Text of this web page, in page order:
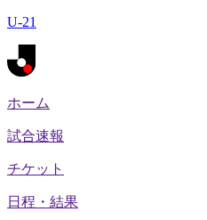
U-21
ホーム
試合速報
チケット
日程・結果